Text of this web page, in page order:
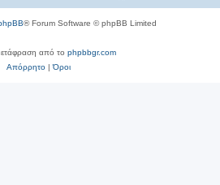
® Forum Software © phpBB Limited
από το phpbbgr.com
Απόρρητο|Όροι